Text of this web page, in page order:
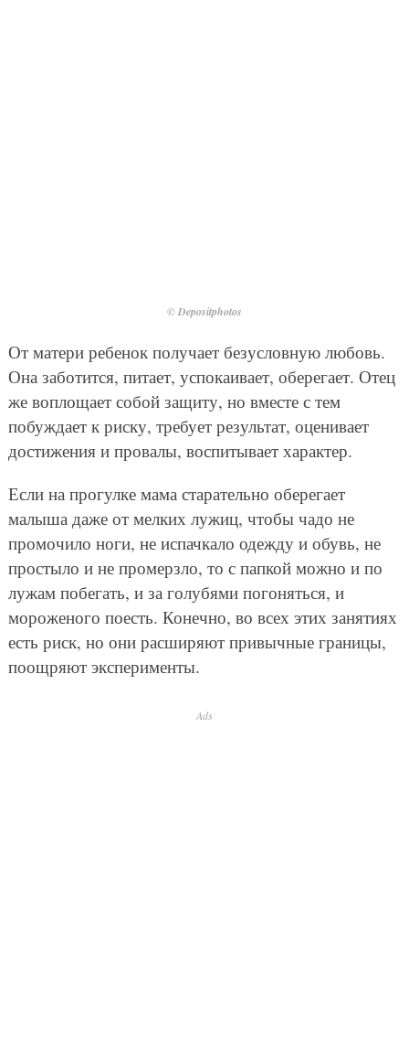
© Depositphotos
От матери ребенок получает безусловную любовь.
Она заботится, питает, успокаивает, оберегает. Отец
же воплощает собой защиту, но вместе с тем
побуждает к риску, требует результат, оценивает
достижения и провалы, воспитывает характер.
Если на прогулке мама старательно оберегает
малыша даже от мелких лужиц, чтобы чадо не
промочило ноги, не испачкало одежду и обувь, не
простыло и не промерзло, то с папкой можно и по
лужам побегать, и за голубями погоняться, и
мороженого поесть. Конечно, во всех этих занятиях
есть риск, но они расширяют привычные границы,
поощряют эксперименты.
Ads